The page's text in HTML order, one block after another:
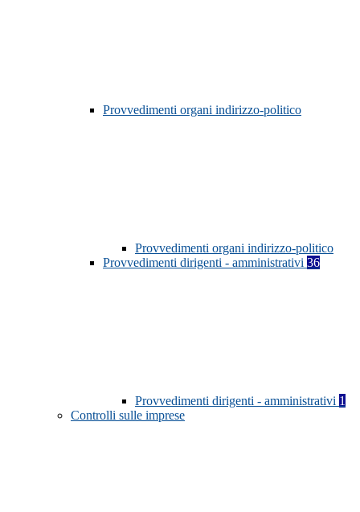
Provvedimenti organi indirizzo-politico
Provvedimenti organi indirizzo-politico
Provvedimenti dirigenti - amministrativi 36
Provvedimenti dirigenti - amministrativi 1
Controlli sulle imprese